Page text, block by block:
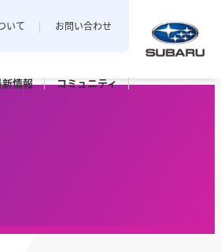
いて お問い合わせ
新情報 コミュニティ